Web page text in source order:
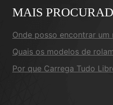
MAIS
Onde posso encontrar
Quais os modelos de
Por que Carrega Tudo